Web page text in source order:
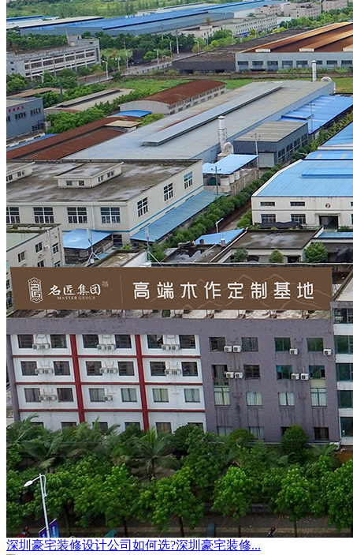
深圳豪宅装修设计公司如何选?深圳豪宅装修...